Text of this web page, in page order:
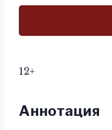
12+
Аннотация